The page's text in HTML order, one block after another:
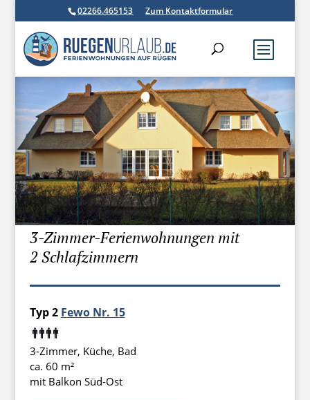
02266.465153 Zum Kontaktformular
3-Zimmer-Ferienwohnungen mit
2 Schlafzimmern
Typ 2 Fewo Nr. 15
3-Zimmer, Küche, Bad
ca. 60 m²
mit Balkon Süd-Ost